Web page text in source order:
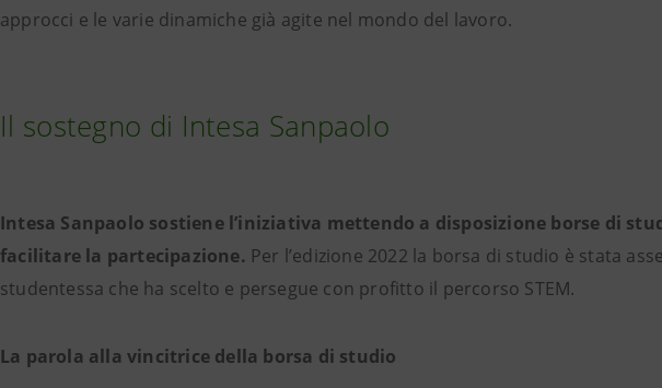
approcci e le varie dinamiche già agite nel mondo del lavoro.
Il sostegno di Intesa Sanpaolo
Intesa Sanpaolo sostiene l’iniziativa mettendo a disposizione borse di
facilitare la partecipazione. Per l’edizione 2022 la borsa di studio è stata
studentessa che ha scelto e persegue con profitto il percorso STEM.
La parola alla vincitrice della borsa di studio